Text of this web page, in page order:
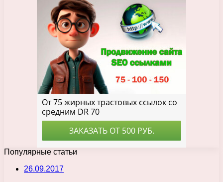
Популярные статьи
26.09.2017